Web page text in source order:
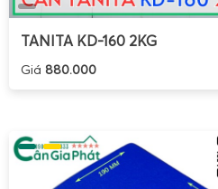
tra tín hiệu, chạy thử theo
ghi nhận trong biên bản
lỗi, cách kiểm tra nhanh độ
hiệu chuẩn định kỳ theo quy
TANITA KD-160 2KG
Giá 880.000